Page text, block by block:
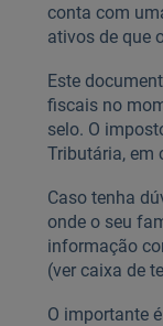
conta com
ativos de que
Este
fiscais no
selo. O
Tributária, em
Caso tenha
onde o seu
informação
(ver caixa de
O importante